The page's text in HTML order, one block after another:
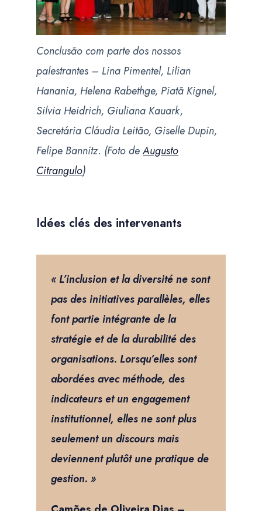
Conclusão com parte dos nossos
palestrantes – Lina Pimentel, Lilian
Hanania, Helena Rabethge, Piatã Kignel,
Silvia Heidrich, Giuliana Kauark,
Secretária Cláudia Leitão, Giselle Dupin,
Felipe Bannitz. (Foto deAugusto
Citrangulo)
Idées clés des intervenants
« L’inclusion et la diversité ne sont
pas des initiatives parallèles, elles
font partie intégrante de la
stratégie et de la durabilité des
organisations. Lorsqu’elles sont
abordées avec méthode, des
indicateurs et un engagement
institutionnel, elles ne sont plus
seulement un discours mais
deviennent plutôt une pratique de
gestion. »